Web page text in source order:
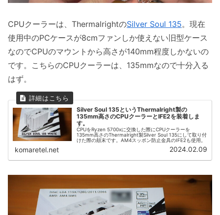
CPUクーラーは、ThermalrightのSilver Soul 135。現在
使用中のPCケースが8cmファンしか使えない旧型ケース
なのでCPUのマウントから高さが140mm程度しかないの
です。こちらのCPUクーラーは、135mmなので十分入る
はず。
Silver Soul 135というThermalright製の
135mm高さのCPUクーラーとIFE2を装着しま
す。
CPUをRyzen 5700xに交換した際にCPUクーラーを
135mm高さのThermalright製Silver Soul 135にして取り付
けた際の顛末です。AM4スッポン防止金具のIFE2も使用。
komaretel.net 2024.02.09